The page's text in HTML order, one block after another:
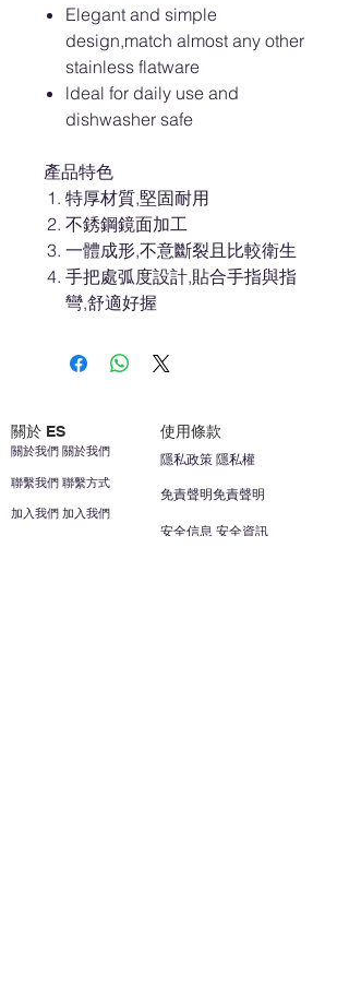
Elegant and simple
design,match almost any other
stainless flatware
ldeal for daily use and
dishwasher safe
產品特色
特厚材質,堅固耐用
不銹鋼鏡面加工
一體成形,不意斷裂且比較衛生
手把處弧度設計,貼合手指與指
彎,舒適好握
關於 ES 使用條款
聯繫我們 聯繫方式
加入我們 加入我們
關於我們 關於我們
安全信息 安全資訊
免責聲明免責聲明
隱私政策 隱私權